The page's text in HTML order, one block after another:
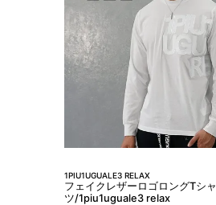
1PIU1UGUALE3 RELAX
フェイクレザーロゴロングTシャ
ツ/1piu1uguale3 relax